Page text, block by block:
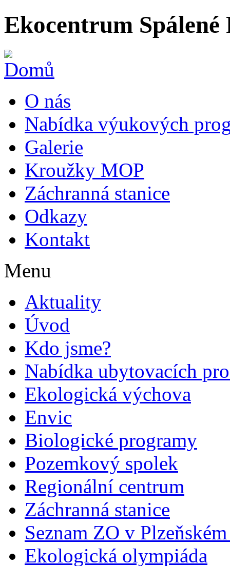
Ekocentrum Spálené
O nás
Nabídka výukových
Galerie
Kroužky MOP
Záchranná stanice
Odkazy
Kontakt
Menu
Aktuality
Úvod
Kdo jsme?
Nabídka ubytovacích
Ekologická výchova
Envic
Biologické programy
Pozemkový spolek
Regionální centrum
Záchranná stanice
Seznam ZO v
Ekologická olympiáda